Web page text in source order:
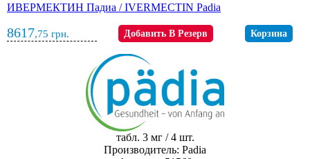
ИВЕРМЕКТИН Падиа / IVERMECTIN Padia
8617,75 грн. Добавить В Резерв Корзина
табл. 3 мг / 4 шт.
Производитель: Padia